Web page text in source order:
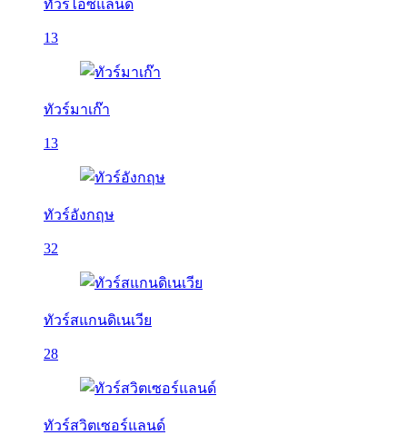
ทัวร์ไอซ์แลนด์
13
ทัวร์มาเก๊า
13
ทัวร์อังกฤษ
32
ทัวร์สแกนดิเนเวีย
28
ทัวร์สวิตเซอร์แลนด์